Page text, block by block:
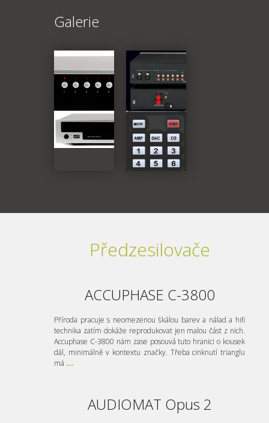
Galerie
Předzesilovače
ACCUPHASE C-3800
Příroda pracuje s neomezenou škálou barev a nálad a hifi
technika zatím dokáže reprodukovat jen malou část z nich.
Accuphase C-3800 nám zase posouvá tuto hranici o kousek
dál, minimálně v kontextu značky. Třeba cinknutí trianglu
má ...
AUDIOMAT Opus 2